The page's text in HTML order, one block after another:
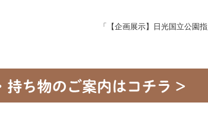
「【企画展示】日光国立公